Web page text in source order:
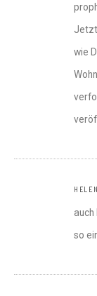
wie
auch
so